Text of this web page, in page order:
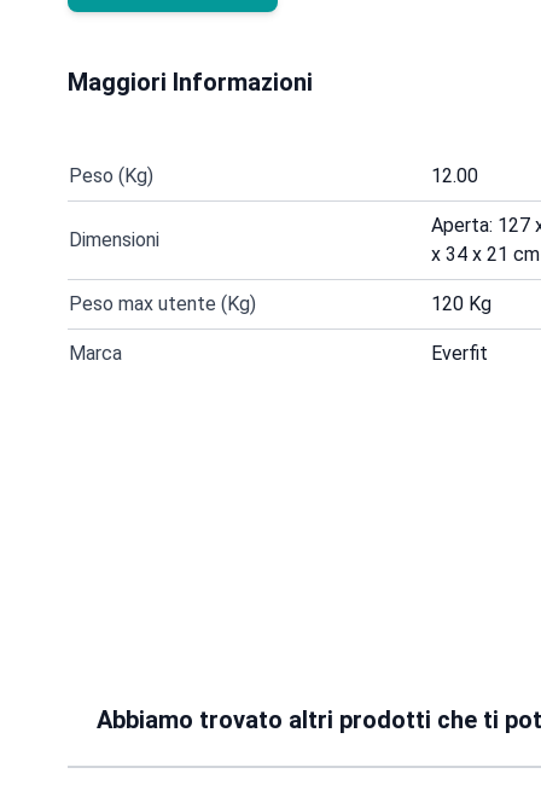
Maggiori Informazioni
Peso (Kg) 12.00
Dimensioni
Aperta: 127
x 34 x 21 cm
Peso max utente (Kg) 120 Kg
Marca Everfit
Abbiamo trovato altri prodotti che ti